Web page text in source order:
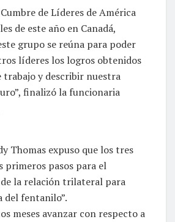
de Líderes de América
de este año en Canadá,
grupo se reúna para poder
líderes los logros obtenidos
trabajo y describir nuestra
finalizó la funcionaria
Thomas expuso que los tres
primeros pasos para el
la relación trilateral para
del fentanilo”.
meses avanzar con respecto a